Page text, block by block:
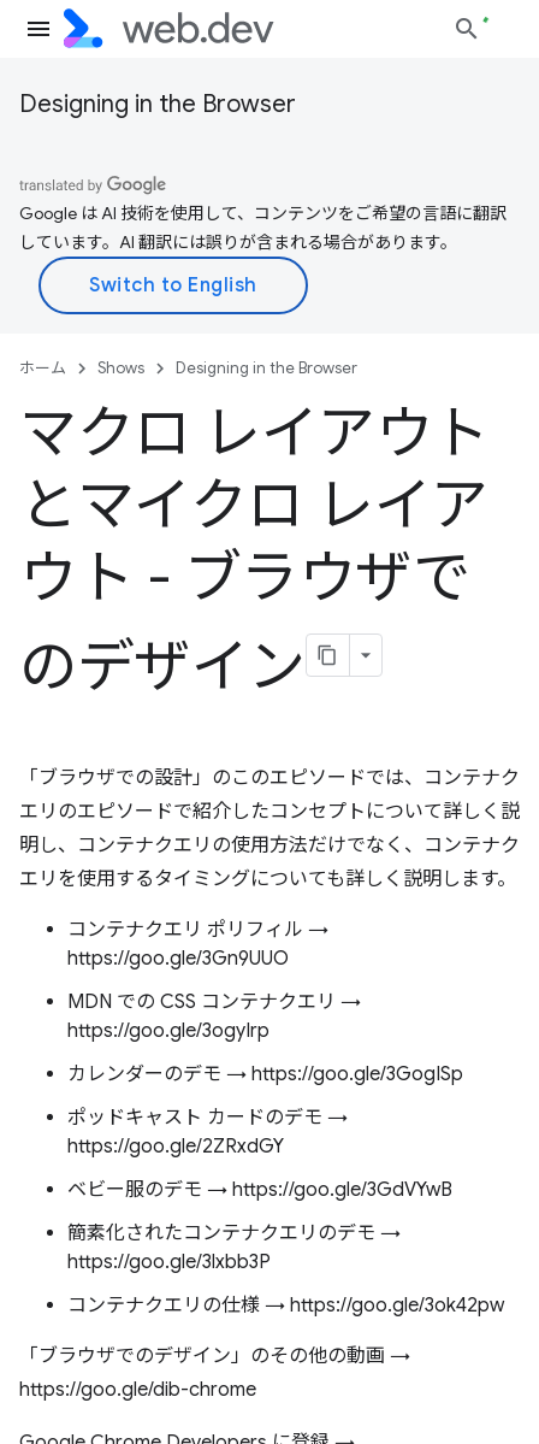
Designing in the Browser
Google は AI 技術を使用して、コンテンツをご希望の言語に翻訳
しています。AI 翻訳には誤りが含まれる場合があります。
ホーム Shows Designing in the Browser
マクロ レイアウト
とマイクロ レイア
ウト - ブラウザで
のデザイン
「ブラウザでの設計」のこのエピソードでは、コンテナク
エリのエピソードで紹介したコンセプトについて詳しく説
明し、コンテナクエリの使用方法だけでなく、コンテナク
エリを使用するタイミングについても詳しく説明します。
コンテナクエリ ポリフィル →
https://goo.gle/3Gn9UUO
MDN での CSS コンテナクエリ →
https://goo.gle/3ogyIrp
カレンダーのデモ → https://goo.gle/3GogISp
ポッドキャスト カードのデモ →
https://goo.gle/2ZRxdGY
ベビー服のデモ → https://goo.gle/3GdVYwB
簡素化されたコンテナクエリのデモ →
https://goo.gle/3lxbb3P
コンテナクエリの仕様 → https://goo.gle/3ok42pw
「ブラウザでのデザイン」のその他の動画 →
https://goo.gle/dib-chrome